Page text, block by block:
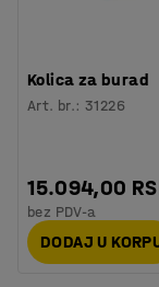
Kolica za burad
Art. br.:31226
15.094,00
bez PDV-a
DODAJ U